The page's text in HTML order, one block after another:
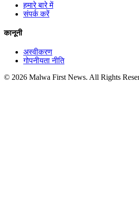
हमारे बारे में
संपर्क करें
कानूनी
अस्वीकरण
गोपनीयता नीति
© 2026 Malwa First News. All Rights